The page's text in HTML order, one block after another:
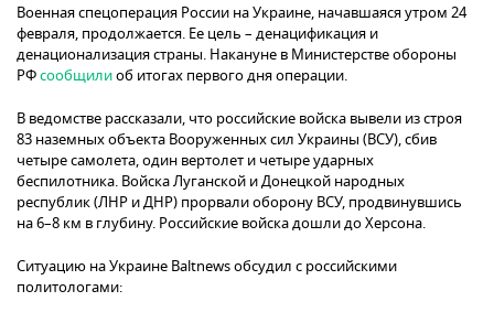
Военная спецоперация России на Украине, начавшаяся утром 24
февраля, продолжается. Ее цель – денацификация и
денационализация страны. Накануне в Министерстве обороны
РФсообщилиоб итогах первого дня операции.
В ведомстве рассказали, что российские войска вывели из строя
83 наземных объекта Вооруженных сил Украины (ВСУ), сбив
четыре самолета, один вертолет и четыре ударных
беспилотника. Войска Луганской и Донецкой народных
республик (ЛНР и ДНР) прорвали оборону ВСУ, продвинувшись
на 6–8 км в глубину. Российские войска дошли до Херсона.
Ситуацию на Украине Baltnews обсудил с российскими
политологами: